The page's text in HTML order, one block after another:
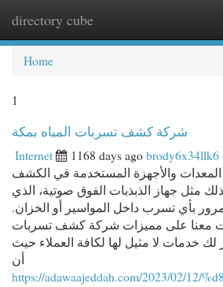
directory cube
Home
1
شركة كشف تسربات المياه بمكة
Internet 1168 days agobrody6x34llk6
والأجهزة المستخدمة في الكشف
مثل جهاز الذبذبات الفوق صوتية، الذي
بأي تسرب داخل المواسير أو الخزان.
معنا على مميزات شركة كشف تسربات
لك خدمات لا مثيل لها لكافة العملاء حيث
أن
https://adawaajeddah.com/2023/02/12/